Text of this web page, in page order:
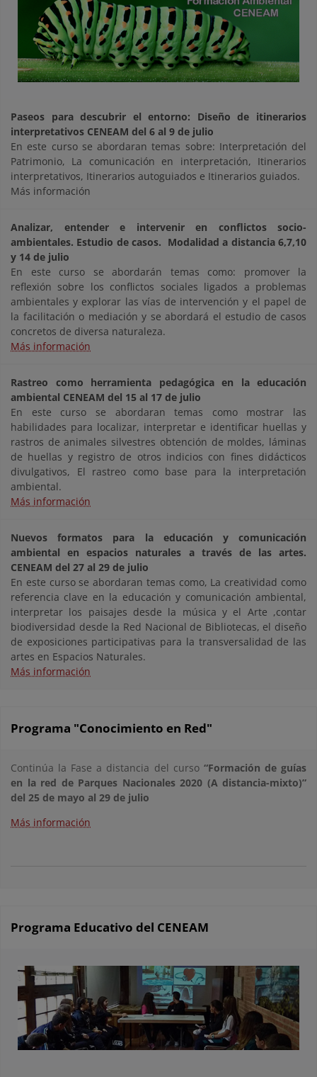
Paseos para descubrir el entorno: Diseño de itinerarios
interpretativos CENEAM del 6 al 9 de julio
En este curso se abordaran temas sobre: Interpretación del
Patrimonio, La comunicación en interpretación, Itinerarios
interpretativos, Itinerarios autoguiados e Itinerarios guiados.
Más información
Analizar, entender e intervenir en conflictos socio-
ambientales. Estudio de casos. Modalidad a distancia 6,7,10
y 14 de julio
En este curso se abordarán temas como: promover la
reflexión sobre los conflictos sociales ligados a problemas
ambientales y explorar las vías de intervención y el papel de
la facilitación o mediación y se abordará el estudio de casos
concretos de diversa naturaleza.
Más información
Rastreo como herramienta pedagógica en la educación
ambiental CENEAM del 15 al 17 de julio
En este curso se abordaran temas como mostrar las
habilidades para localizar, interpretar e identificar huellas y
rastros de animales silvestres obtención de moldes, láminas
de huellas y registro de otros indicios con fines didácticos
divulgativos, El rastreo como base para la interpretación
ambiental.
Más información
Nuevos formatos para la educación y comunicación
ambiental en espacios naturales a través de las artes.
CENEAM del 27 al 29 de julio
En este curso se abordaran temas como, La creatividad como
referencia clave en la educación y comunicación ambiental,
interpretar los paisajes desde la música y el Arte ,contar
biodiversidad desde la Red Nacional de Bibliotecas, el diseño
de exposiciones participativas para la transversalidad de las
artes en Espacios Naturales.
Más información
Programa "Conocimiento en Red"
Continúa la Fase a distancia del curso “Formación de guías
en la red de Parques Nacionales 2020 (A distancia-mixto)”
del 25 de mayo al 29 de julio
Más información
Programa Educativo del CENEAM